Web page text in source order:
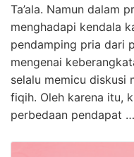
Ta’ala. Namun dalam
menghadapi kendala
pendamping pria dari
mengenai
selalu memicu diskusi
fiqih. Oleh karena itu,
perbedaan pendapat …